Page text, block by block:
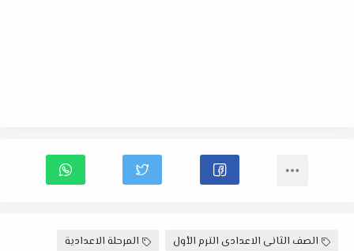
الصف الثانى الاعدادى الترم الأول المرحلة الاعدادية